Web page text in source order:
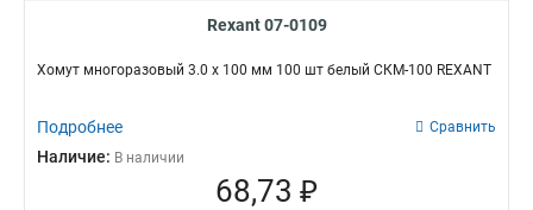
Rexant 07-0109
Хомут многоразовый 3.0 х 100 мм 100 шт белый СКМ-100 REXANT
Подробнее Сравнить
Наличие: В наличии
68,73 ₽